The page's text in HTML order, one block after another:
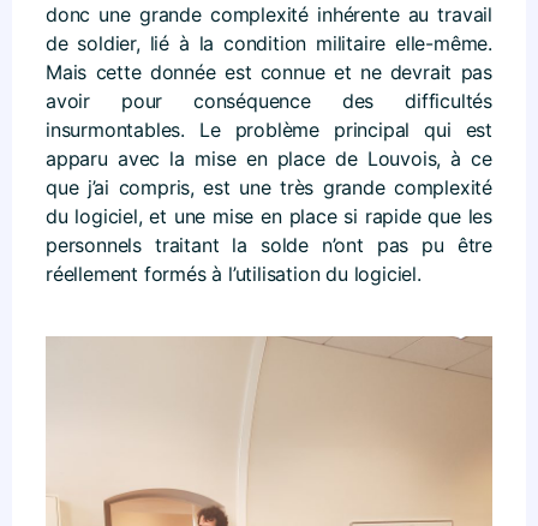
donc une grande complexité inhérente au travail
de soldier, lié à la condition militaire elle-même.
Mais cette donnée est connue et ne devrait pas
avoir pour conséquence des difficultés
insurmontables. Le problème principal qui est
apparu avec la mise en place de Louvois, à ce
que j’ai compris, est une très grande complexité
du logiciel, et une mise en place si rapide que les
personnels traitant la solde n’ont pas pu être
réellement formés à l’utilisation du logiciel.